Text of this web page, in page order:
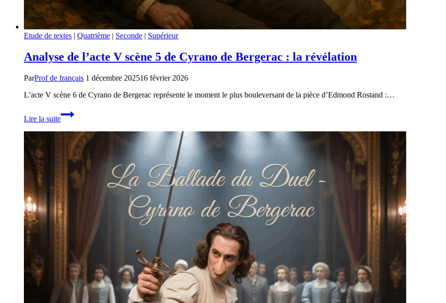
Etude de textes | Quatrième | Seconde | Supérieur
Analyse de l’acte V scène 5 de Cyrano de Bergerac : la révélation
ParProf de français 1 décembre 202516 février 2026
L’acte V scène 6 de Cyrano de Bergerac représente le moment le plus bouleversant de la pièce d’Edmond Rostand :…
Lire la suite
Analyse
de
scène
Cyrano
de
:
la
révélation